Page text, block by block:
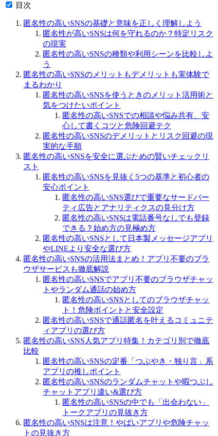
目次
匿名性の高いSNSの基礎と意味を正しく理解しよう
匿名性が高いSNSは何を守れるのか？特定リスク
の現実
匿名性の高いSNSの種類や利用シーンを比較しよ
う
匿名性の高いSNSのメリットもデメリットも実体験で
まるわかり
匿名性の高いSNSを使うときのメリット活用術と
気をつけたいポイント
匿名性の高いSNSでの相談や悩み共有、安
心して書くコツと危険回避テク
匿名性の高いSNSのデメリットとリスク回避の現
実的な手順
匿名性の高いSNSを安全に選ぶための賢いチェックリ
スト
匿名性の高いSNSを見抜く5つの基準と初心者の
安心ポイント
匿名性の高いSNS選びで重要なサードパー
ティ広告とアナリティクスの見分け方
匿名性の高いSNSは電話番号なしでも登録
できる？始め方の見極め方
匿名性の高いSNSとして日本製メッセージアプリ
やLINEより安全な選び方
匿名性の高いSNSの活用法まとめ！アプリ不要のブラ
ウザサービスも徹底解説
匿名性の高いSNSでアプリ不要のブラウザチャッ
トやランダム通話の始め方
匿名性の高いSNSとしてのブラウザチャッ
ト！危険ポイントと安全設定
匿名性の高いSNSで通話匿名を叶えるコミュニテ
ィアプリの選び方
匿名性の高いSNS人気アプリ特集！カテゴリ別で徹底
比較
匿名性の高いSNSの定番「つぶやき・独り言」系
アプリの推しポイント
匿名性の高いSNSのランダムチャットや暇つぶし
チャットアプリ違い&選び方
匿名性の高いSNSの中でも「出会わない」
トークアプリの見抜き方
匿名性の高いSNSは注意！やばいアプリや危険チャッ
トの見抜き方